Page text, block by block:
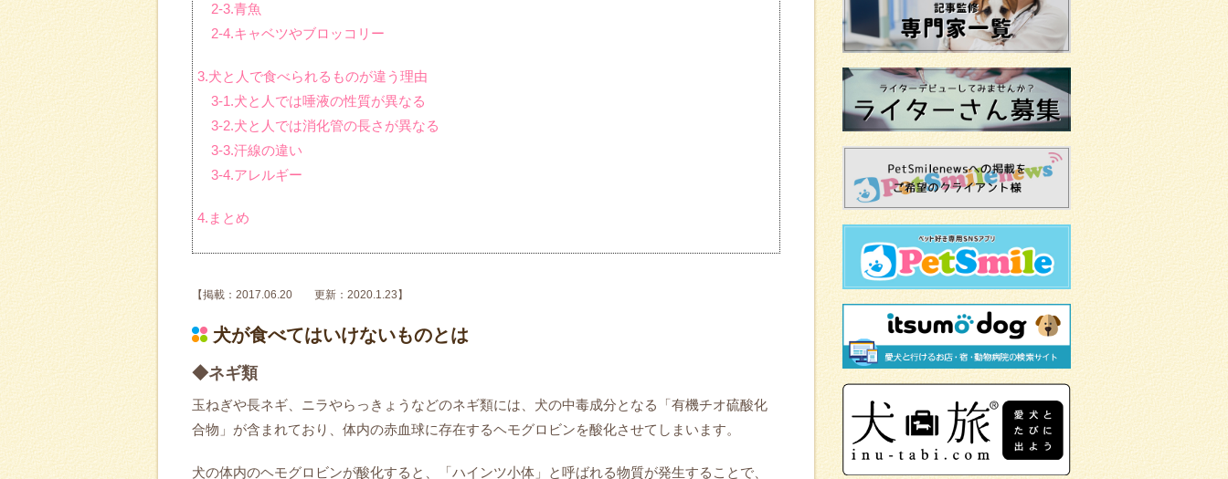
2-3.青魚
2-4.キャベツやブロッコリー
3.犬と人で食べられるものが違う理由
3-1.犬と人では唾液の性質が異なる
3-2.犬と人では消化管の長さが異なる
3-3.汗線の違い
3-4.アレルギー
4.まとめ
【掲載：2017.06.20 更新：2020.1.23】
犬が食べてはいけないものとは
◆ネギ類
玉ねぎや長ネギ、ニラやらっきょうなどのネギ類には、犬の中毒成分となる「有機チオ硫酸化
合物」が含まれており、体内の赤血球に存在するヘモグロビンを酸化させてしまいます。
犬の体内のヘモグロビンが酸化すると、「ハインツ小体」と呼ばれる物質が発生することで、